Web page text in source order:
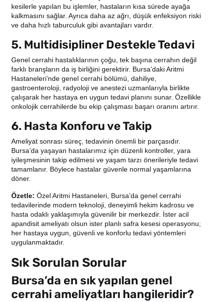
kesilerle yapılan bu işlemler, hastaların kısa sürede ayağa
kalkmasını sağlar. Ayrıca daha az ağrı, düşük enfeksiyon riski
ve daha hızlı taburculuk gibi avantajları vardır.
5. Multidisipliner Destekle Tedavi
Genel cerrahi hastalıklarının çoğu, tek başına cerrahın değil
farklı branşların da iş birliğini gerektirir. Bursa’daki Aritmi
Hastaneleri’nde genel cerrahi bölümü, dahiliye,
gastroenteroloji, radyoloji ve anestezi uzmanlarıyla birlikte
çalışarak her hastaya en uygun tedavi planını sunar. Özellikle
onkolojik cerrahilerde bu ekip çalışması başarı oranını artırır.
6. Hasta Konforu ve Takip
Ameliyat sonrası süreç, tedavinin önemli bir parçasıdır.
Bursa’da yaşayan hastalarımız için düzenli kontroller, yara
iyileşmesinin takip edilmesi ve yaşam tarzı önerileriyle tedavi
tamamlanır. Böylece hastalar güvenle normal yaşamlarına
döner.
Özetle: Özel Aritmi Hastaneleri, Bursa’da genel cerrahi
tedavilerinde modern teknoloji, deneyimli hekim kadrosu ve
hasta odaklı yaklaşımıyla güvenilir bir merkezdir. İster acil
apandisit ameliyatı olsun ister planlı safra kesesi operasyonu;
her hastaya uygun, güvenli ve konforlu tedavi yöntemleri
uygulanmaktadır.
Sık Sorulan Sorular
Bursa’da en sık yapılan genel
cerrahi ameliyatları hangileridir?